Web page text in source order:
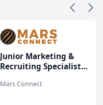
Junior Marketing &
Recruiting Specialist
Mars Connect